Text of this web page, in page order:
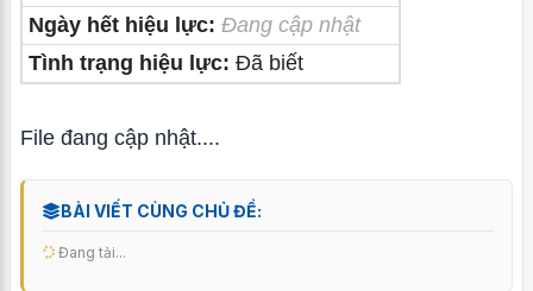
Ngày hết hiệu lực: Đang cập nhật
Tình trạng hiệu lực: Đã biết
File đang cập nhật....
BÀI VIẾT CÙNG CHỦ ĐỀ:
Đang tải...